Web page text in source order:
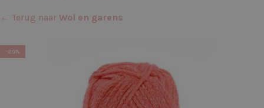
← Terug naar Wol en garens
-20%